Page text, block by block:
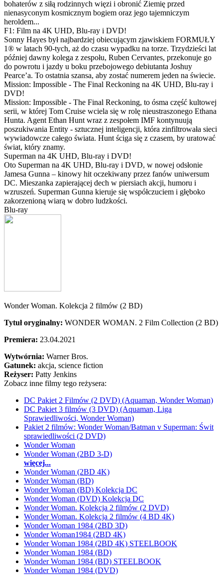
bohaterów z siłą rodzinnych więzi i obronić Ziemię przed
nienasyconym kosmicznym bogiem oraz jego tajemniczym
heroldem...
F1: Film na 4K UHD, Blu-ray i DVD!
Sonny Hayes był najbardziej obiecującym zjawiskiem FORMUŁY
1® w latach 90-tych, aż do czasu wypadku na torze. Trzydzieści lat
później dawny kolega z zespołu, Ruben Cervantes, przekonuje go
do powrotu i jazdy u boku przebojowego debiutanta Joshuy
Pearce’a. To ostatnia szansa, aby zostać numerem jeden na świecie.
Mission: Impossible - The Final Reckoning na 4K UHD, Blu-ray i
DVD!
Mission: Impossible - The Final Reckoning, to ósma część kultowej
serii, w której Tom Cruise wciela się w rolę nieustraszonego Ethana
Hunta. Agent Ethan Hunt wraz z zespołem IMF kontynuują
poszukiwania Entity - sztucznej inteligencji, która zinfiltrowała sieci
wywiadowcze całego świata. Hunt ściga się z czasem, by uratować
świat, który znamy.
Superman na 4K UHD, Blu-ray i DVD!
Oto Superman na 4K UHD, Blu-ray i DVD, w nowej odsłonie
Jamesa Gunna – kinowy hit oczekiwany przez fanów uniwersum
DC. Mieszanka zapierającej dech w piersiach akcji, humoru i
wzruszeń. Superman Gunna kieruje się współczuciem i głęboko
zakorzenioną wiarą w dobro ludzkości.
Blu-ray
Wonder Woman. Kolekcja 2 filmów (2 BD)
Tytuł oryginalny: WONDER WOMAN. 2 Film Collection (2 BD)
Premiera: 23.04.2021
Wytwórnia: Warner Bros.
Gatunek: akcja, science fiction
Reżyser: Patty Jenkins
Zobacz inne filmy tego reżysera:
DC Pakiet 2 Filmów (2 DVD) (Aquaman, Wonder Woman)
DC Pakiet 3 filmów (3 DVD) (Aquaman, Liga
Sprawiedliwości, Wonder Woman)
Pakiet 2 filmów: Wonder Woman/Batman v Superman: Świt
sprawiedliwości (2 DVD)
Wonder Woman
Wonder Woman (2BD 3-D)
więcej...
Wonder Woman (2BD 4K)
Wonder Woman (BD)
Wonder Woman (BD) Kolekcja DC
Wonder Woman (DVD) Kolekcja DC
Wonder Woman. Kolekcja 2 filmów (2 DVD)
Wonder Woman. Kolekcja 2 filmów (4 BD 4K)
Wonder Woman 1984 (2BD 3D)
Wonder Woman1984 (2BD 4K)
Wonder Woman 1984 (2BD 4K) STEELBOOK
Wonder Woman 1984 (BD)
Wonder Woman 1984 (BD) STEELBOOK
Wonder Woman 1984 (DVD)